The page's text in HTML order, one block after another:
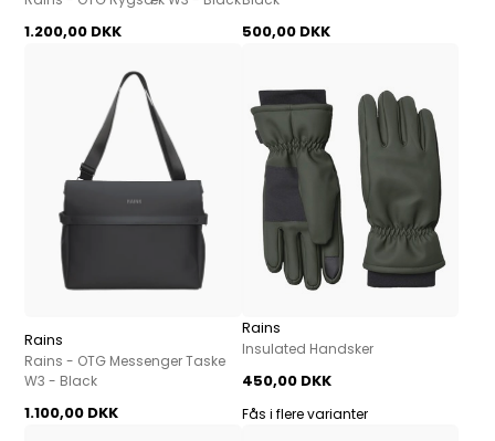
1.200,00 DKK 500,00 DKK
Rains
Rains - OTG Messenger Taske
W3 - Black
1.100,00 DKK
Rains
Insulated Handsker
450,00 DKK
Fås i flere varianter